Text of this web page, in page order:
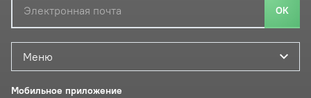
Меню
Мобильное приложение
ОК